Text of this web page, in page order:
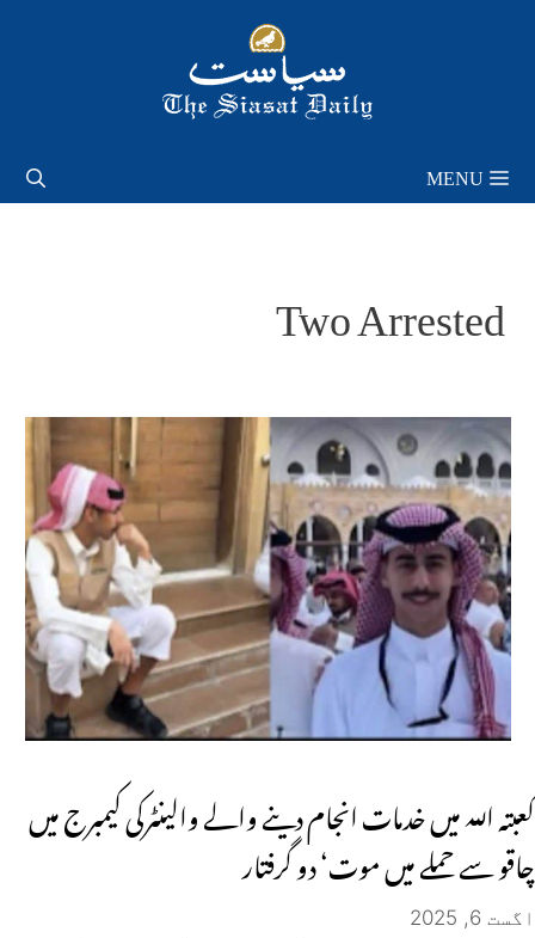
MENU
Two Arrested
کعبتہ اللہ میں خدمات انجام دینے والے والینٹرکی کیمبرج میں
چاقو سے حملے میں موت‘ دو گرفتار
اگست 6, 2025